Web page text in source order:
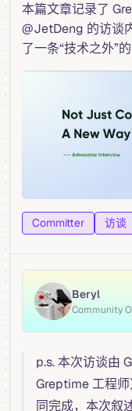
本篇文章记录了
@JetDeng 的访谈
了一条“技术之外”
Committer 访谈
Beryl
Community
p.s. 本次访谈由
Greptime 工程
同完成，本次叙